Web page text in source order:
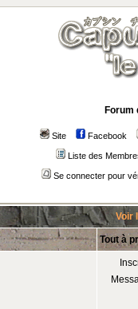
Forum
Site Facebook
Liste des
Se connecter pour
Voir
Tout à